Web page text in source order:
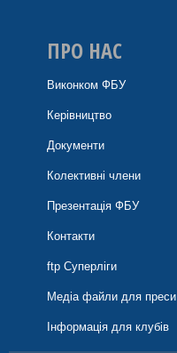
ПРО НАС
Виконком ФБУ
Керівництво
Документи
Колективні члени
Презентація ФБУ
Контакти
ftp Суперліги
Медіа файли для преси
Інформація для клубів